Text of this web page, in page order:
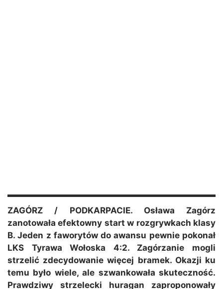
ZAGÓRZ / PODKARPACIE. Osława Zagórz
zanotowała efektowny start w rozgrywkach klasy
B. Jeden z faworytów do awansu pewnie pokonał
LKS Tyrawa Wołoska 4:2. Zagórzanie mogli
strzelić zdecydowanie więcej bramek. Okazji ku
temu było wiele, ale szwankowała skuteczność.
Prawdziwy strzelecki huragan zaproponowały